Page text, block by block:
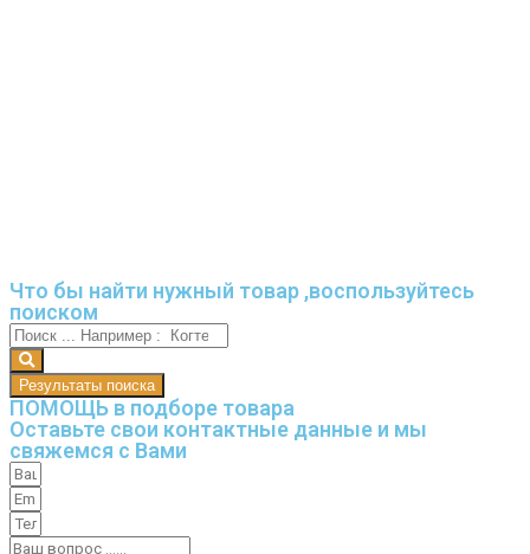
Что бы найти нужный товар ,воспользуйтесь
поиском
Результаты поиска
ПОМОЩЬ в подборе товара
Оставьте свои контактные данные и мы
свяжемся с Вами